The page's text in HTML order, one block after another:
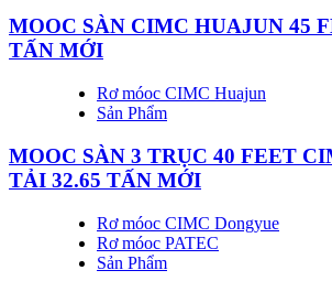
MOOC SÀN CIMC HUAJUN 45
TẤN MỚI
Rơ móoc CIMC Huajun
Sản Phẩm
MOOC SÀN 3 TRỤC 40 FEET
TẢI 32.65 TẤN MỚI
Rơ móoc CIMC Dongyue
Rơ móoc PATEC
Sản Phẩm